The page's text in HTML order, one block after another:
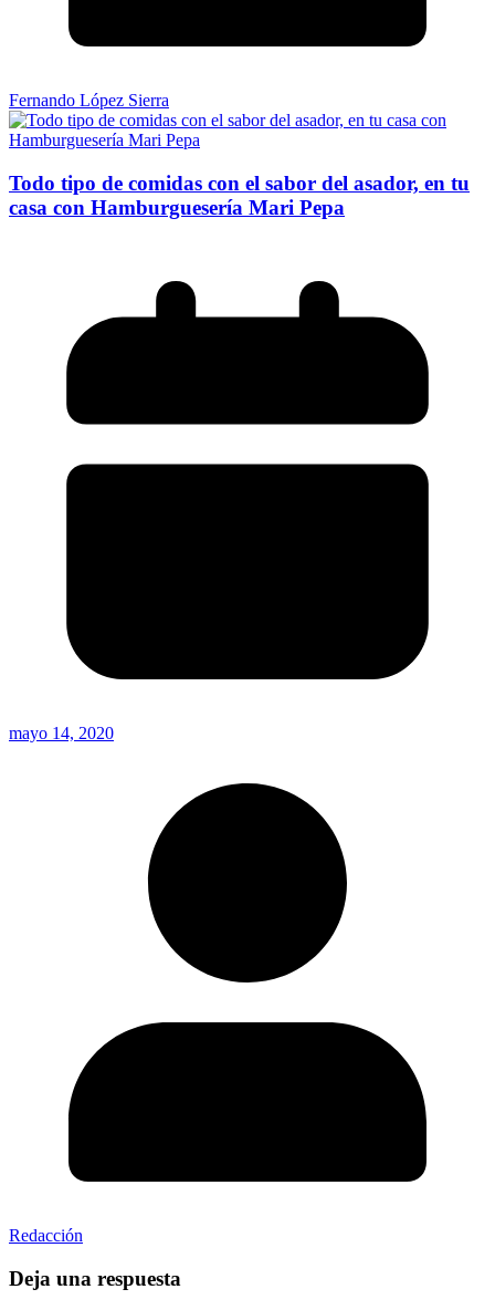
Fernando López Sierra
Todo tipo de comidas con el sabor del asador, en tu
casa con Hamburguesería Mari Pepa
mayo 14, 2020
Redacción
Deja una respuesta